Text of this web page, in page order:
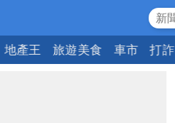
地產王 旅遊美食 車市 打詐